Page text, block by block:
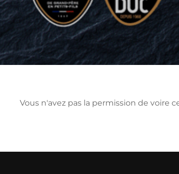
Vous n'avez pas la permission de voire